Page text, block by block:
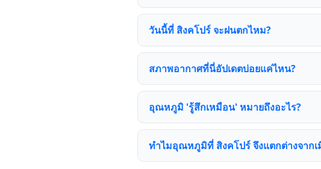
วันนี้ที่ สิงคโปร์ จะฝนตกไหม?
สภาพอากาศที่นี่อัปเดตบ่อยแค่ไหน?
อุณหภูมิ 'รู้สึกเหมือน' หมายถึงอะไร?
ทำไมอุณหภูมิที่ สิงคโปร์ จึงแตกต่างจากเ